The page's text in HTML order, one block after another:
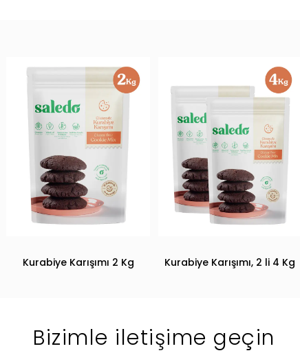
Kurabiye Karışımı 2 Kg Kurabiye Karışımı, 2 li 4 Kg
Bizimle iletişime geçin